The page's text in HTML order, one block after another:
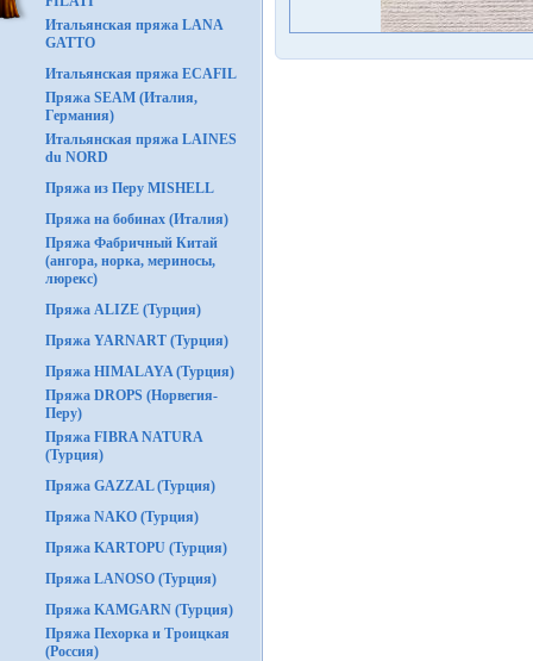
Итальянская пряжа LANA
GATTO
Итальянская пряжа ECAFIL
Пряжа SEAM (Италия,
Германия)
Итальянская пряжа LAINES
du NORD
Пряжа из Перу MISHELL
Пряжа на бобинах (Италия)
Пряжа Фабричный Китай
(ангора, норка, мериносы,
люрекс)
Пряжа ALIZE (Турция)
Пряжа YARNART (Турция)
Пряжа HIMALAYA (Турция)
Пряжа DROPS (Норвегия-
Перу)
Пряжа FIBRA NATURA
(Турция)
Пряжа GAZZAL (Турция)
Пряжа NAKO (Турция)
Пряжа KARTOPU (Турция)
Пряжа LANOSO (Турция)
Пряжа KAMGARN (Турция)
Пряжа Пехорка и Троицкая
(Россия)